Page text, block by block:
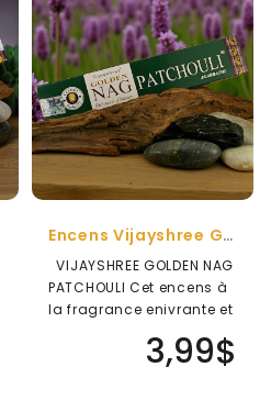
Encens Vijayshree Golden Nag Patchouli
VIJAYSHREE GOLDEN NAG
PATCHOULI Cet encens à
la fragrance enivrante et
3,99$